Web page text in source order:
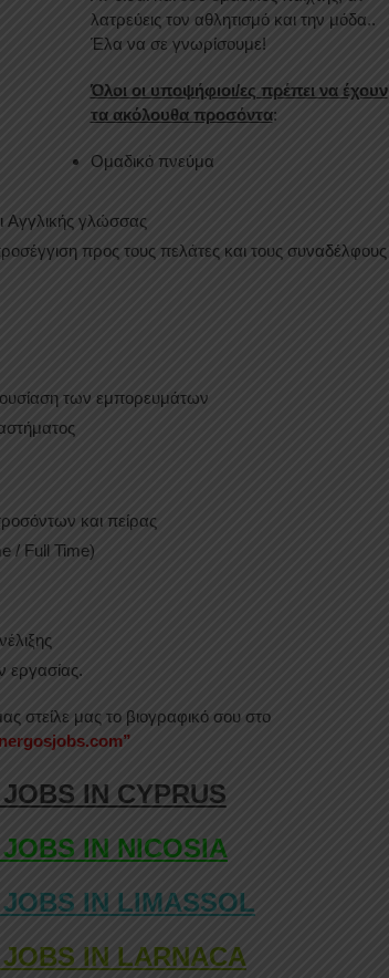
λατρεύεις τον αθλητισμό και την μόδα..
Έλα να σε γνωρίσουμε!
Όλοι οι υποψήφιοι/ες πρέπει να έχουν
τα ακόλουθα προσόντα:
Ομαδικό πνεύμα
Aγγλικής γλώσσας
προς τους πελάτες και τους συναδέλφους
των εμπορευμάτων
και πείρας
/ Full Time)
εργασίας.
στείλε μας το βιογραφικό σου στο
IN CYPRUS
IN NICOSIA
IN LIMASSOL
IN LARNACA